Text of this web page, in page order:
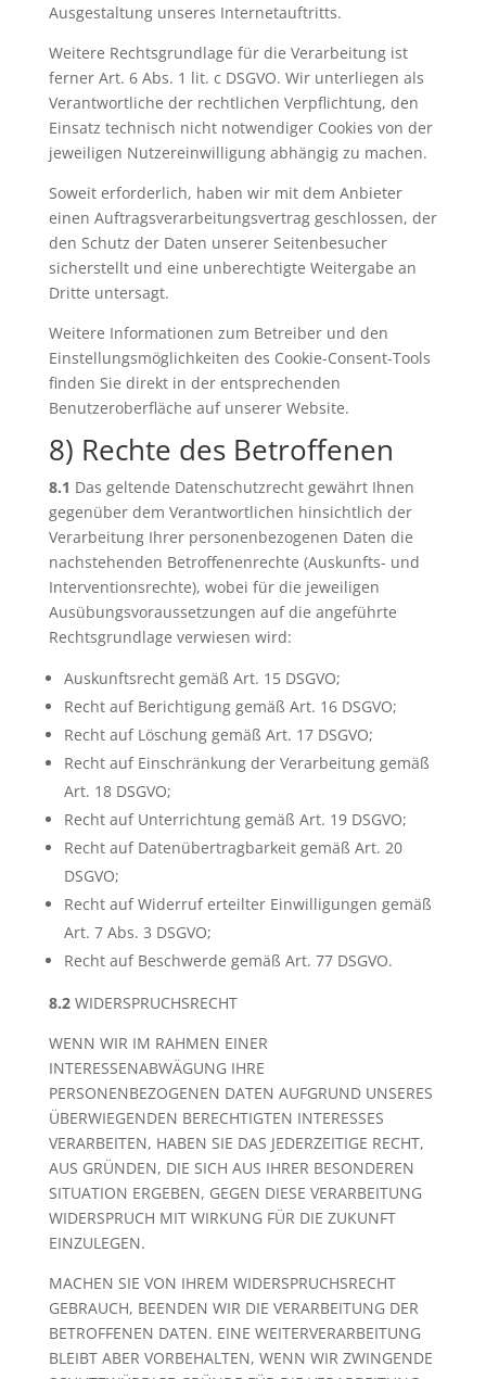
Ausgestaltung unseres Internetauftritts.
Weitere Rechtsgrundlage für die Verarbeitung ist
ferner Art. 6 Abs. 1 lit. c DSGVO. Wir unterliegen als
Verantwortliche der rechtlichen Verpflichtung, den
Einsatz technisch nicht notwendiger Cookies von der
jeweiligen Nutzereinwilligung abhängig zu machen.
Soweit erforderlich, haben wir mit dem Anbieter
einen Auftragsverarbeitungsvertrag geschlossen, der
den Schutz der Daten unserer Seitenbesucher
sicherstellt und eine unberechtigte Weitergabe an
Dritte untersagt.
Weitere Informationen zum Betreiber und den
Einstellungsmöglichkeiten des Cookie-Consent-Tools
finden Sie direkt in der entsprechenden
Benutzeroberfläche auf unserer Website.
8) Rechte des Betroffenen
8.1 Das geltende Datenschutzrecht gewährt Ihnen
gegenüber dem Verantwortlichen hinsichtlich der
Verarbeitung Ihrer personenbezogenen Daten die
nachstehenden Betroffenenrechte (Auskunfts- und
Interventionsrechte), wobei für die jeweiligen
Ausübungsvoraussetzungen auf die angeführte
Rechtsgrundlage verwiesen wird:
Auskunftsrecht gemäß Art. 15 DSGVO;
Recht auf Berichtigung gemäß Art. 16 DSGVO;
Recht auf Löschung gemäß Art. 17 DSGVO;
Recht auf Einschränkung der Verarbeitung gemäß
Art. 18 DSGVO;
Recht auf Unterrichtung gemäß Art. 19 DSGVO;
Recht auf Datenübertragbarkeit gemäß Art. 20
DSGVO;
Recht auf Widerruf erteilter Einwilligungen gemäß
Art. 7 Abs. 3 DSGVO;
Recht auf Beschwerde gemäß Art. 77 DSGVO.
8.2WIDERSPRUCHSRECHT
WENN WIR IM RAHMEN EINER
INTERESSENABWÄGUNG IHRE
PERSONENBEZOGENEN DATEN AUFGRUND UNSERES
ÜBERWIEGENDEN BERECHTIGTEN INTERESSES
VERARBEITEN, HABEN SIE DAS JEDERZEITIGE RECHT,
AUS GRÜNDEN, DIE SICH AUS IHRER BESONDEREN
SITUATION ERGEBEN, GEGEN DIESE VERARBEITUNG
WIDERSPRUCH MIT WIRKUNG FÜR DIE ZUKUNFT
EINZULEGEN.
MACHEN SIE VON IHREM WIDERSPRUCHSRECHT
GEBRAUCH, BEENDEN WIR DIE VERARBEITUNG DER
BETROFFENEN DATEN. EINE WEITERVERARBEITUNG
BLEIBT ABER VORBEHALTEN, WENN WIR ZWINGENDE